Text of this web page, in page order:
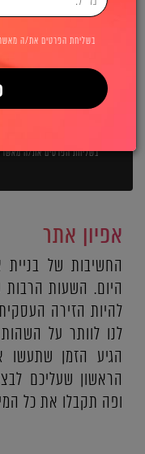
בשליחת הפרטים את/ה
אפיון אתר
החשיבות של
היום. השעות
להיות הזירה
לנו לוותר על
הגיע הזמן
הראשון שעליכם
ופה תקבלו את כל
בשליחת הפרטים את/ה